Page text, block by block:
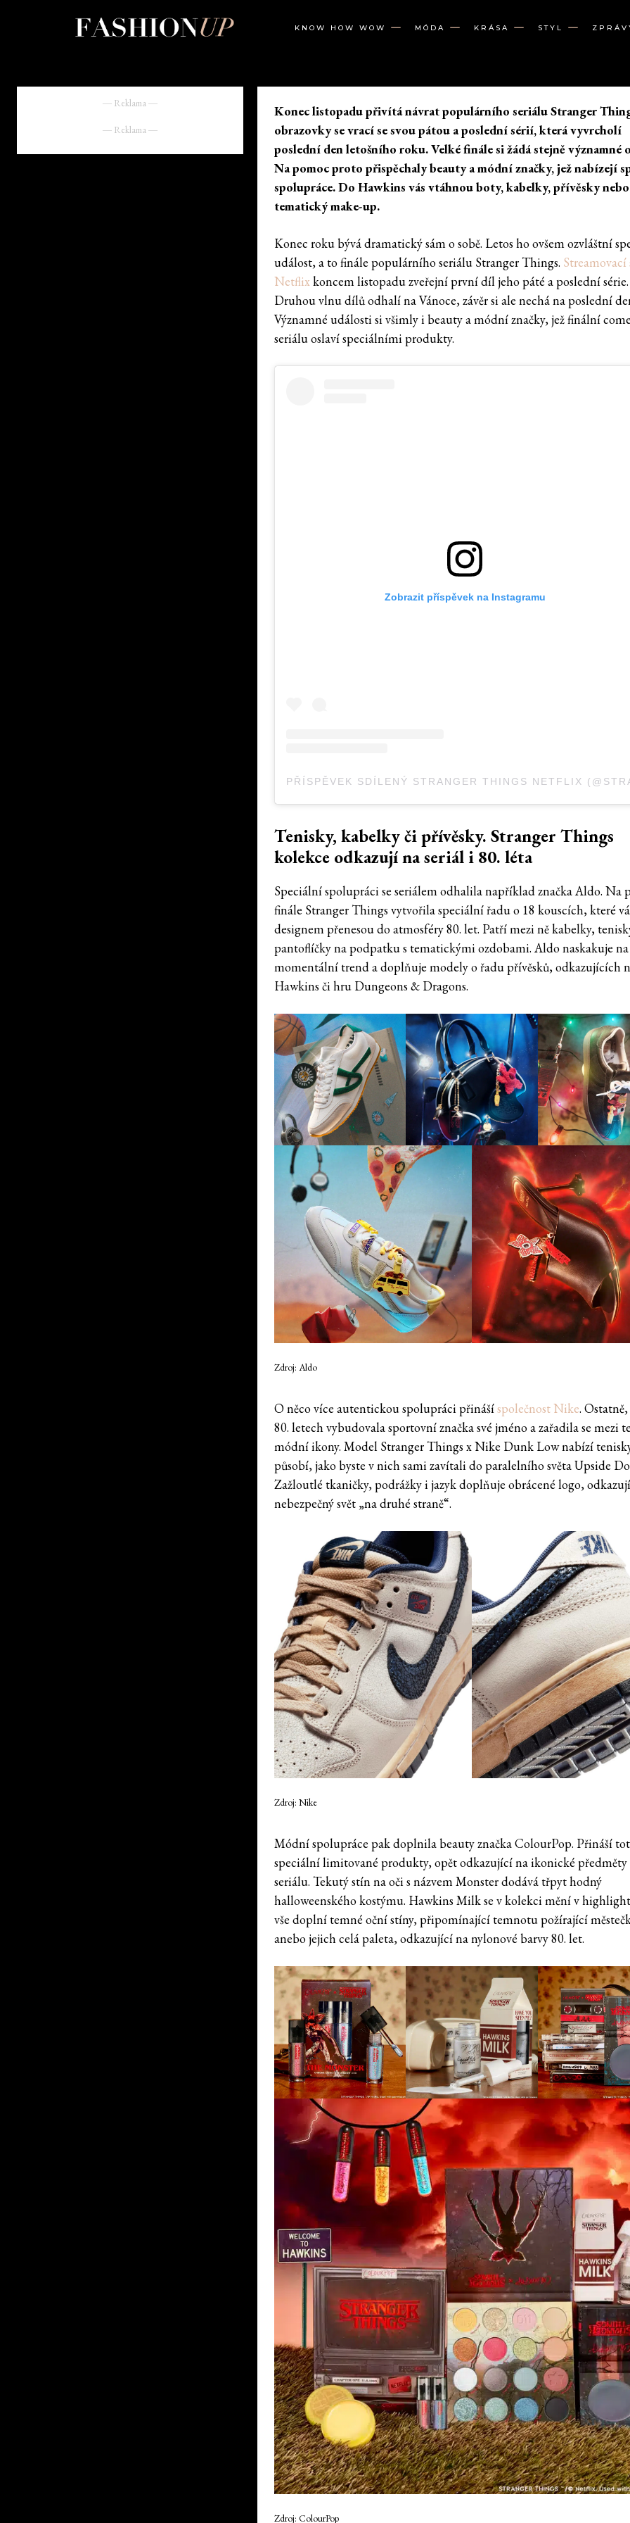
KNOW HOW WOW MÓDA KRÁSA STYL
― Reklama ―
― Reklama ―
Konec listopadu přivítá návrat populárního seriálu Stranger
obrazovky se vrací se svou pátou a poslední sérií, která vyvrcholí
poslední den letošního roku. Velké finále si žádá stejně významné
Na pomoc proto přispěchaly beauty a módní značky, jež nabízejí
spolupráce. Do Hawkins vás vtáhnou boty, kabelky, přívěsky nebo
tematický make-up.
Konec roku bývá dramatický sám o sobě. Letos ho ovšem ozvláštní
událost, a to finále populárního seriálu Stranger Things. Streamovací
Netflixkoncem listopadu zveřejní první díl jeho páté a poslední série.
Druhou vlnu dílů odhalí na Vánoce, závěr si ale nechá na poslední
Významné události si všimly i beauty a módní značky, jež finální
seriálu oslaví speciálními produkty.
Zobrazit příspěvek na Instagramu
Tenisky, kabelky či přívěsky. Stranger Things
kolekce odkazují na seriál i 80. léta
Speciální spolupráci se seriálem odhalila například značka Aldo. Na
finále Stranger Things vytvořila speciální řadu o 18 kouscích, které
designem přenesou do atmosféry 80. let. Patří mezi ně kabelky,
pantoflíčky na podpatku s tematickými ozdobami. Aldo naskakuje na
momentální trend a doplňuje modely o řadu přívěsků, odkazujících
Hawkins či hru Dungeons & Dragons.
Zdroj: Aldo
O něco více autentickou spolupráci přinášíspolečnost Nike.
80. letech vybudovala sportovní značka své jméno a zařadila se mezi
módní ikony. Model Stranger Things x Nike Dunk Low nabízí
působí, jako byste v nich sami zavítali do paralelního světa Upside
Zažloutlé tkaničky, podrážky i jazyk doplňuje obrácené logo,
nebezpečný svět „na druhé straně“.
Zdroj: Nike
Módní spolupráce pak doplnila beauty značka ColourPop. Přináší
speciální limitované produkty, opět odkazující na ikonické předměty
seriálu. Tekutý stín na oči s názvem Monster dodává třpyt hodný
halloweenského kostýmu. Hawkins Milk se v kolekci mění v
vše doplní temné oční stíny, připomínající temnotu požírající
anebo jejich celá paleta, odkazující na nylonové barvy 80. let.
Zdroj: ColourPop